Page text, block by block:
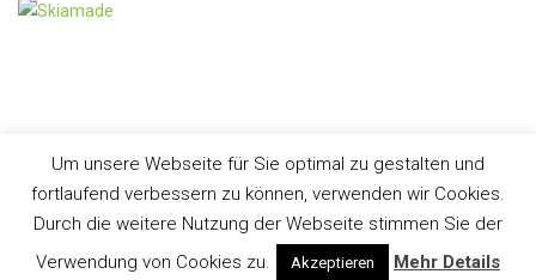
Um unsere Webseite für Sie optimal zu gestalten und
fortlaufend verbessern zu können, verwenden wir Cookies.
Durch die weitere Nutzung der Webseite stimmen Sie der
Verwendung von Cookies zu.
Akzeptieren Mehr Details